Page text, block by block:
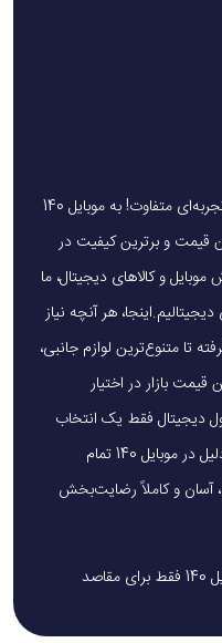
یک خرید هوشمندانه ، قیمت منصفانه، تجربه‌ای متفاوت! به موبایل 140
قیمت و برترین کیفیت در
در فروش موبایل و کالاهای دیجیتال، ما
هر آنچه نیاز
تا متنوع‌ترین لوازم جانبی،
بازار در اختیار
دیجیتال فقط یک انتخاب
نیست، بلکه یک تجربه است! به همین دلیل در موبایل 140 تمام
آسان و کاملاً رضایت‌بخش
استفاده از مطالب فروشگاه اینترنتی موبایل 140 فقط برای مقاصد